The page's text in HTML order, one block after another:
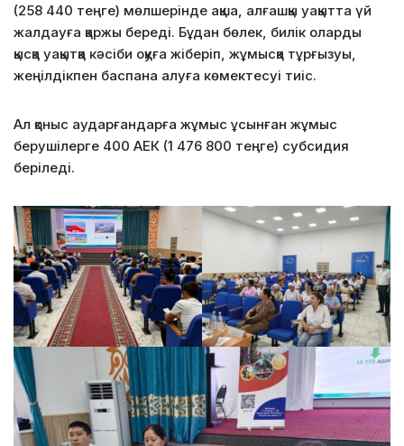
(258 440 теңге) мөлшерінде ақша, алғашқы уақытта үй
жалдауға қаржы береді. Бұдан бөлек, билік оларды
қысқа уақытқа кәсіби оқуға жіберіп, жұмысқа тұрғызуы,
жеңілдікпен баспана алуға көмектесуі тиіс.
Ал қоныс аударғандарға жұмыс ұсынған жұмыс
берушілерге 400 АЕК (1 476 800 теңге) субсидия
беріледі.